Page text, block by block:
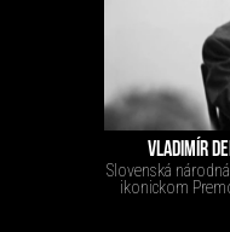
VLADIMÍR
Slovenská
ikonickom